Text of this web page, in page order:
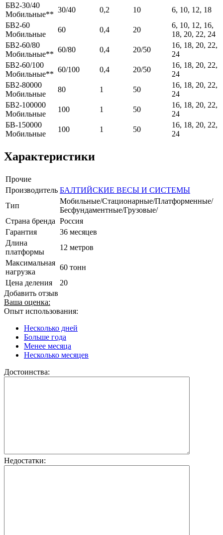
БВ2-30/40
Мобильные**
30/40 0,2 10
6, 10, 12, 18
БВ2-60
Мобильные
60 0,4 20
6, 10, 12, 16,
18, 20, 22, 24
БВ2-60/80
Мобильные**
60/80 0,4 20/50
16, 18, 20, 22,
24
БВ2-60/100
Мобильные**
60/100 0,4 20/50
16, 18, 20, 22,
24
БВ2-80000
Мобильные
80 1 50
16, 18, 20, 22,
24
БВ2-100000
Мобильные
100 1 50
16, 18, 20, 22,
24
БВ-150000
Мобильные
100 1 50
16, 18, 20, 22,
24
Характеристики
Прочие
Производитель БАЛТИЙСКИЕ ВЕСЫ И СИСТЕМЫ
Тип
Мобильные/Стационарные/Платформенные/
Бесфундаментные/Грузовые/
Страна бренда Россия
Гарантия
36 месяцев
Длина
платформы
12 метров
Максимальная
нагрузка
60 тонн
Цена деления
20
Добавить отзыв
Ваша оценка:
Опыт использования:
Несколько дней
Больше года
Менее месяца
Несколько месяцев
Достоинства:
Недостатки: